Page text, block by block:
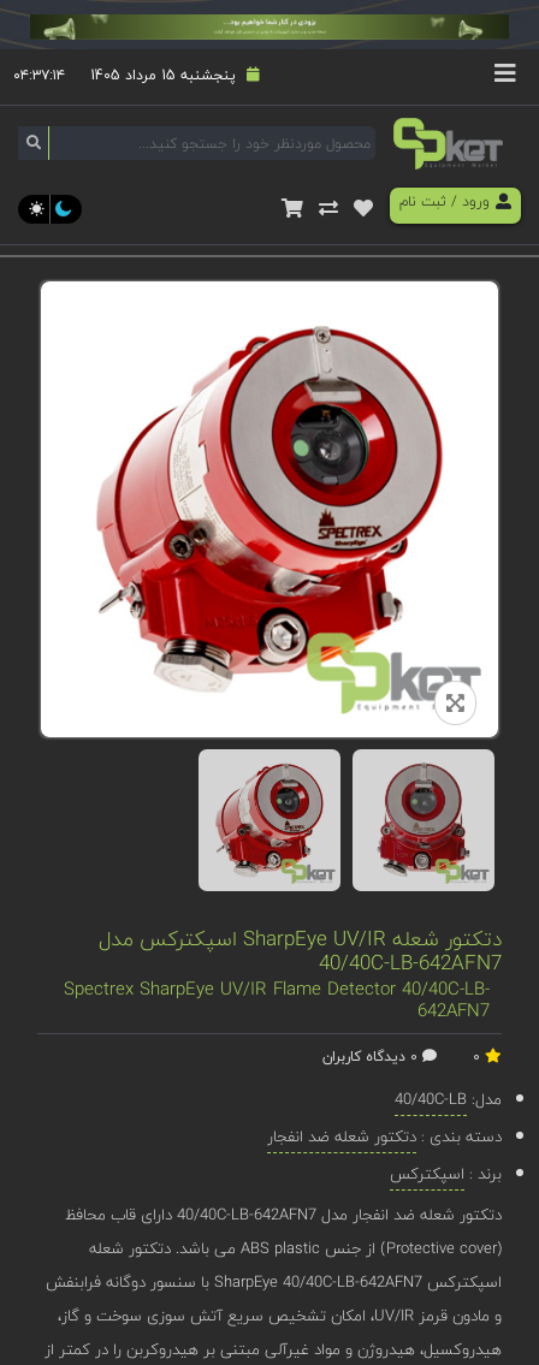
پنجشنبه 15 مرداد 1405 ۰۴:۳۷:۱۴
ورود/ ثبت نام
دتکتور شعله SharpEye UV/IR اسپکترکس مدل
40/40C-LB-642AFN7
Spectrex SharpEye UV/IR Flame Detector 40/40C-LB-
642AFN7
مدل:40/40C-LB
دسته بندی :دتکتور شعله ضد انفجار
برند : اسپکترکس
دتکتور شعله ضد انفجار مدل 40/40C-LB-642AFN7 دارای قاب محافظ
(Protective cover) از جنس ABS plastic می باشد. دتکتور شعله
اسپکترکس SharpEye 40/40C-LB-642AFN7 با سنسور دوگانه فرابنفش
و مادون قرمز UV/IR، امکان تشخیص سریع آتش ‌سوزی سوخت و گاز،
هیدروکسیل، هیدروژن و مواد غیرآلی مبتنی بر هیدروکربن را در کمتر از